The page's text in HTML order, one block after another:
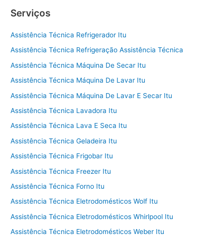
Serviços
Assistência Técnica Refrigerador Itu
Assistência Técnica Refrigeração Assistência Técnica
Assistência Técnica Máquina De Secar Itu
Assistência Técnica Máquina De Lavar Itu
Assistência Técnica Máquina De Lavar E Secar Itu
Assistência Técnica Lavadora Itu
Assistência Técnica Lava E Seca Itu
Assistência Técnica Geladeira Itu
Assistência Técnica Frigobar Itu
Assistência Técnica Freezer Itu
Assistência Técnica Forno Itu
Assistência Técnica Eletrodomésticos Wolf Itu
Assistência Técnica Eletrodomésticos Whirlpool Itu
Assistência Técnica Eletrodomésticos Weber Itu